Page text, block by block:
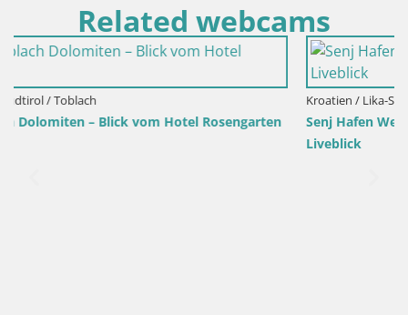
Related webcams
Kroatien / Lika-Senj / Senj
Senj Hafen Webcam – Wellenbrecher & Leuchtturm